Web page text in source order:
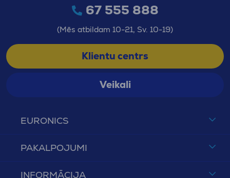
EURONICS
PAKALPOJUMI
INFORMĀCIJA
67 555 888
(Mēs atbildam 10-21, Sv. 10-19)
Klientu centrs
Veikali